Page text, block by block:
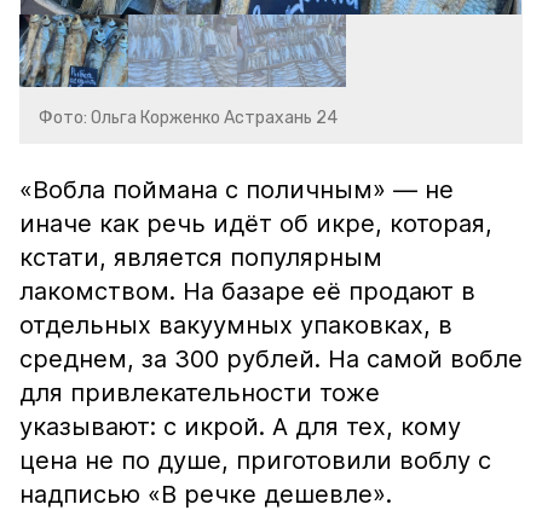
Фото: Ольга Корженко Астрахань 24
«Вобла поймана с поличным» — не
иначе как речь идёт об икре, которая,
кстати, является популярным
лакомством. На базаре её продают в
отдельных вакуумных упаковках, в
среднем, за 300 рублей. На самой вобле
для привлекательности тоже
указывают: с икрой. А для тех, кому
цена не по душе, приготовили воблу с
надписью «В речке дешевле».